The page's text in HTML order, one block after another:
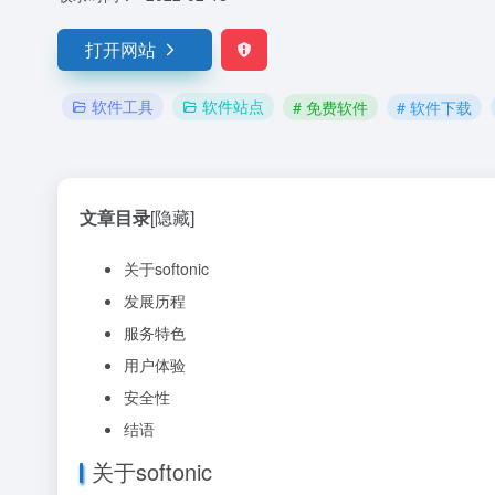
打开网站
软件工具 软件站点 # 免费软件 # 软件下载
文章目录[隐藏]
关于softonic
发展历程
服务特色
用户体验
安全性
结语
关于softonic